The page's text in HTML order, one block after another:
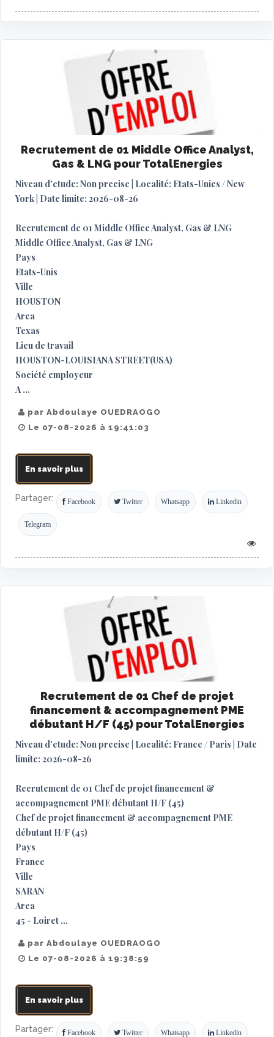
Recrutement de 01 Middle Office Analyst,
Gas & LNG pour TotalEnergies
Niveau d'etude: Non precise | Localité: Etats-Unies / New
York | Date limite: 2026-08-26
Recrutement de 01 Middle Office Analyst, Gas & LNG
Middle Office Analyst, Gas & LNG
Pays
Etats-Unis
Ville
HOUSTON
Area
Texas
Lieu de travail
HOUSTON-LOUISIANA STREET(USA)
Société employeur
A ...
par Abdoulaye OUEDRAOGO
Le 07-08-2026 à 19:41:03
En savoir plus
Partager: Facebook Twitter Whatsapp Linkedin
Telegram
Recrutement de 01 Chef de projet
financement & accompagnement PME
débutant H/F (45) pour TotalEnergies
Niveau d'etude: Non precise | Localité: France / Paris | Date
limite: 2026-08-26
Recrutement de 01 Chef de projet financement &
accompagnement PME débutant H/F (45)
Chef de projet financement & accompagnement PME
débutant H/F (45)
Pays
France
Ville
SARAN
Area
45 - Loiret ...
par Abdoulaye OUEDRAOGO
Le 07-08-2026 à 19:38:59
En savoir plus
Partager: Facebook Twitter Whatsapp Linkedin